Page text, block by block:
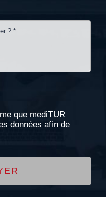
que mediTUR
données afin de